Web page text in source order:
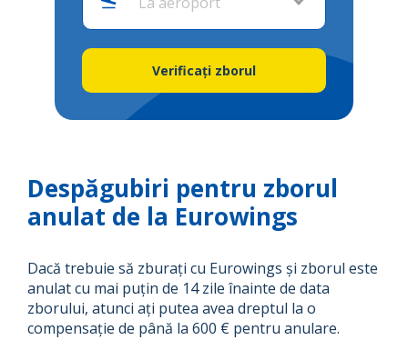
Verificați zborul
Despăgubiri pentru zborul
anulat de la Eurowings
Dacă trebuie să zburați cu Eurowings și zborul este
anulat cu mai puțin de 14 zile înainte de data
zborului, atunci ați putea avea dreptul la o
compensație de până la 600 € pentru anulare.